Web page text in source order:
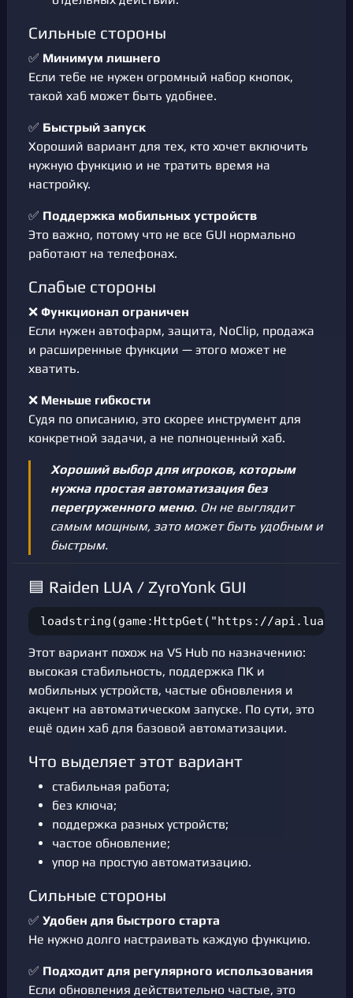
Сильные стороны
✅ Минимум лишнего
Если тебе не нужен огромный набор кнопок,
такой хаб может быть удобнее.
✅ Быстрый запуск
Хороший вариант для тех, кто хочет включить
нужную функцию и не тратить время на
настройку.
✅ Поддержка мобильных устройств
Это важно, потому что не все GUI нормально
работают на телефонах.
Слабые стороны
❌ Функционал ограничен
Если нужен автофарм, защита, NoClip, продажа
и расширенные функции — этого может не
хватить.
❌ Меньше гибкости
Судя по описанию, это скорее инструмент для
конкретной задачи, а не полноценный хаб.
Хороший выбор для игроков, которым
нужна простая автоматизация без
перегруженного меню. Он не выглядит
самым мощным, зато может быть удобным и
быстрым.
🟦 Raiden LUA / ZyroYonk GUI
loadstring(game:HttpGet("https://
Этот вариант похож на VS Hub по назначению:
высокая стабильность, поддержка ПК и
мобильных устройств, частые обновления и
акцент на автоматическом запуске. По сути, это
ещё один хаб для базовой автоматизации.
Что выделяет этот вариант
стабильная работа;
без ключа;
поддержка разных устройств;
частое обновление;
упор на простую автоматизацию.
Сильные стороны
✅ Удобен для быстрого старта
Не нужно долго настраивать каждую функцию.
✅ Подходит для регулярного использования
Если обновления действительно частые, это